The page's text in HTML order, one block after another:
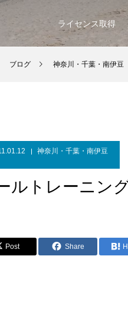
ライセンス取得
ブログ 神奈川・千葉・南伊豆
神奈川・千葉・南伊豆
ルトレーニン
Post Share